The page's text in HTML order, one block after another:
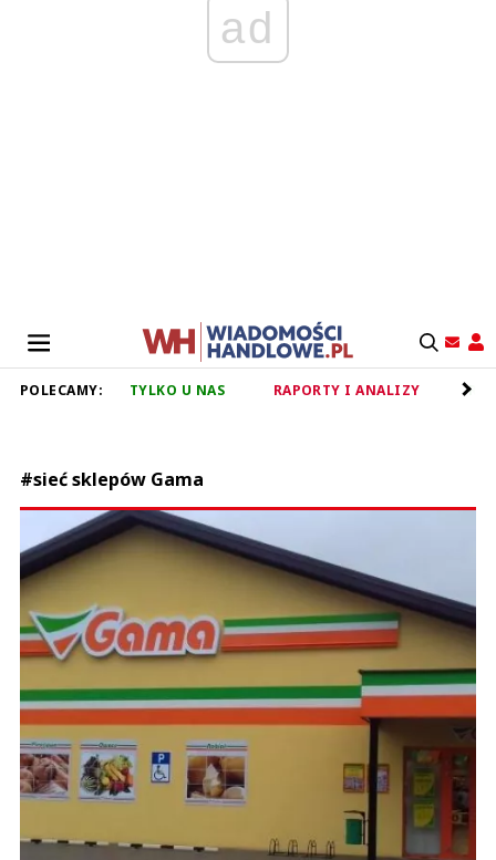
ad
POLECAMY: TYLKO U NAS RAPORTY I ANALIZY
#sieć sklepów Gama